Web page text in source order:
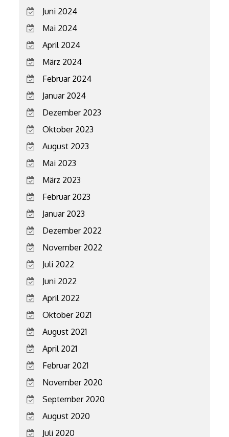
Juni 2024
Mai 2024
April 2024
März 2024
Februar 2024
Januar 2024
Dezember 2023
Oktober 2023
August 2023
Mai 2023
März 2023
Februar 2023
Januar 2023
Dezember 2022
November 2022
Juli 2022
Juni 2022
April 2022
Oktober 2021
August 2021
April 2021
Februar 2021
November 2020
September 2020
August 2020
Juli 2020